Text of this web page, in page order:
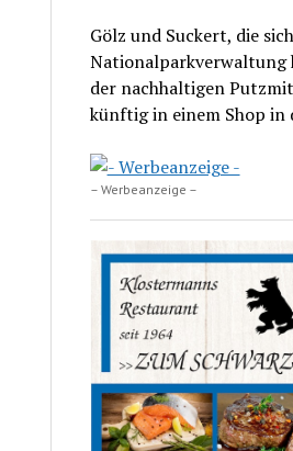
Gölz und Suckert, die
Nationalparkverwaltung
der nachhaltigen
künftig in einem Shop in
– Werbeanzeige –